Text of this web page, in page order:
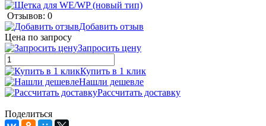
Отзывов: 0
Добавить отзыв
Цена по запросу
Запросить цену
Купить в 1 клик
Нашли дешевле
Рассчитать доставку
Поделиться